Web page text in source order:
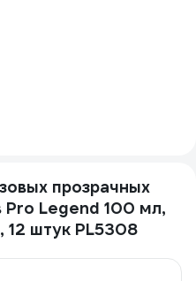
прозрачных
Pro Legend 100 мл,
12 штук PL5308